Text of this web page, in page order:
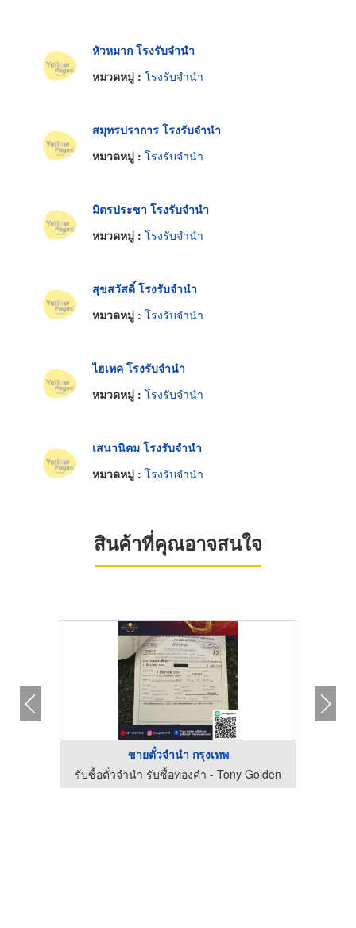
หัวหมาก โรงรับจำนำ
หมวดหมู่ : โรงรับจำนำ
สมุทรปราการ โรงรับจำนำ
หมวดหมู่ : โรงรับจำนำ
มิตรประชา โรงรับจำนำ
หมวดหมู่ : โรงรับจำนำ
สุขสวัสดิ์ โรงรับจำนำ
หมวดหมู่ : โรงรับจำนำ
ไฮเทค โรงรับจำนำ
หมวดหมู่ : โรงรับจำนำ
เสนานิคม โรงรับจำนำ
หมวดหมู่ : โรงรับจำนำ
สินค้าที่คุณอาจสนใจ
ขายตั๋วจำนำ กรุงเทพ
รับซื้อตั๋วจำนำ รับซื้อทองคำ - Tony Golden